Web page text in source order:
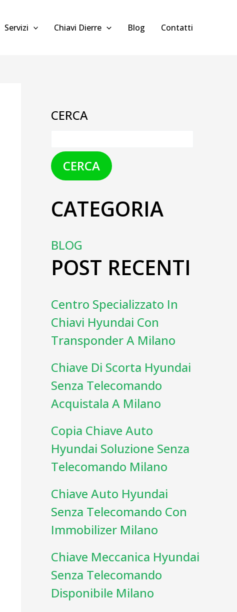
Servizi Chiavi Dierre Blog Contatti
CERCA
CERCA
CATEGORIA
BLOG
POST RECENTI
Centro Specializzato In
Chiavi Hyundai Con
Transponder A Milano
Chiave Di Scorta Hyundai
Senza Telecomando
Acquistala A Milano
Copia Chiave Auto
Hyundai Soluzione Senza
Telecomando Milano
Chiave Auto Hyundai
Senza Telecomando Con
Immobilizer Milano
Chiave Meccanica Hyundai
Senza Telecomando
Disponibile Milano